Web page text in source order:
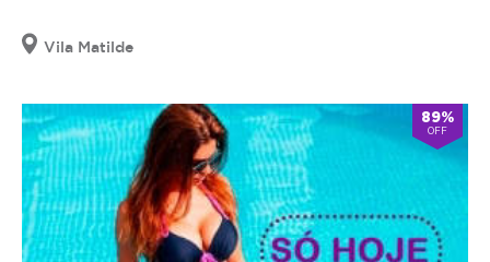
Vila Matilde
89%
OFF